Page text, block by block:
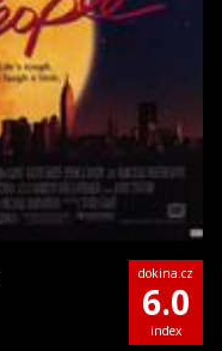
dokina.cz
6.0
index